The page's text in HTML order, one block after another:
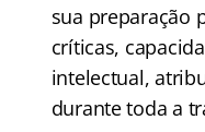
sua preparação
críticas,
intelectual,
durante toda a